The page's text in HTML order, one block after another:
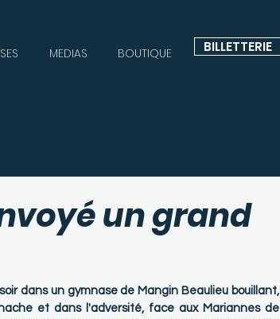
BILLETTERIE
MEDIAS BOUTIQUE
un grand
dans un gymnase de Mangin Beaulieu bouillant,
et dans l'adversité, face aux Mariannes de